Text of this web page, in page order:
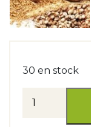
30 en stock
de